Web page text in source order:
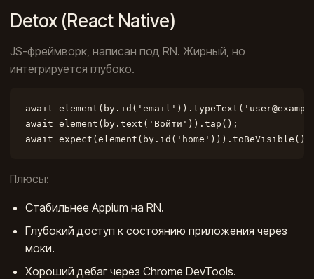
Detox (React Native)
JS-фреймворк, написан под RN. Жирный, но
интегрируется глубоко.
await
await element(by.text('Войти')).tap();
await expect(element(by.id('home'))).toBeVisible();
Плюсы:
Стабильнее Appium на RN.
Глубокий доступ к состоянию приложения через
моки.
Хороший дебаг через Chrome DevTools.